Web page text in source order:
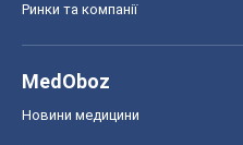
Ринки та компанії
MedOboz
Новини медицини